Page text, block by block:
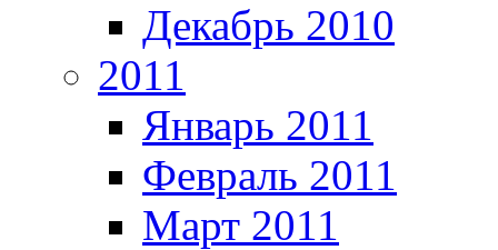
Декабрь 2010
2011
Январь 2011
Февраль 2011
Март 2011